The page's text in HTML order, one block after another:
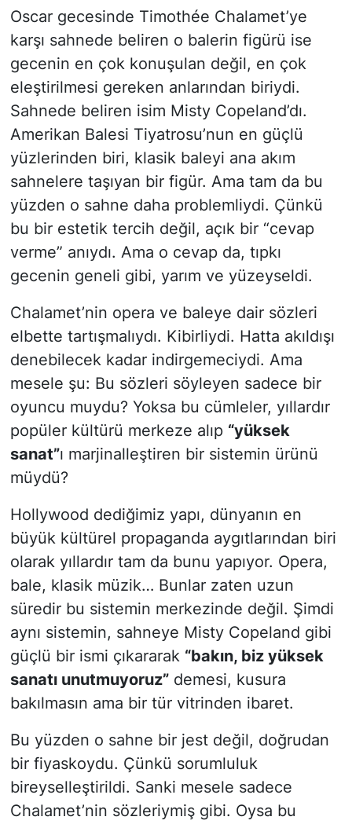
Oscar gecesinde Timothée Chalamet’ye
karşı sahnede beliren o balerin figürü ise
gecenin en çok konuşulan değil, en çok
eleştirilmesi gereken anlarından biriydi.
Sahnede beliren isim Misty Copeland’dı.
Amerikan Balesi Tiyatrosu’nun en güçlü
yüzlerinden biri, klasik baleyi ana akım
sahnelere taşıyan bir figür. Ama tam da bu
yüzden o sahne daha problemliydi. Çünkü
bu bir estetik tercih değil, açık bir “cevap
verme” anıydı. Ama o cevap da, tıpkı
gecenin geneli gibi, yarım ve yüzeyseldi.
Chalamet’nin opera ve baleye dair sözleri
elbette tartışmalıydı. Kibirliydi. Hatta akıldışı
denebilecek kadar indirgemeciydi. Ama
mesele şu: Bu sözleri söyleyen sadece bir
oyuncu muydu? Yoksa bu cümleler, yıllardır
popüler kültürü merkeze alıp “yüksek
sanat”ı marjinalleştiren bir sistemin ürünü
müydü?
Hollywood dediğimiz yapı, dünyanın en
büyük kültürel propaganda aygıtlarından biri
olarak yıllardır tam da bunu yapıyor. Opera,
bale, klasik müzik… Bunlar zaten uzun
süredir bu sistemin merkezinde değil. Şimdi
aynı sistemin, sahneye Misty Copeland gibi
güçlü bir ismi çıkararak “bakın, biz yüksek
sanatı unutmuyoruz”demesi, kusura
bakılmasın ama bir tür vitrinden ibaret.
Bu yüzden o sahne bir jest değil, doğrudan
bir fiyaskoydu. Çünkü sorumluluk
bireyselleştirildi. Sanki mesele sadece
Chalamet’nin sözleriymiş gibi. Oysa bu